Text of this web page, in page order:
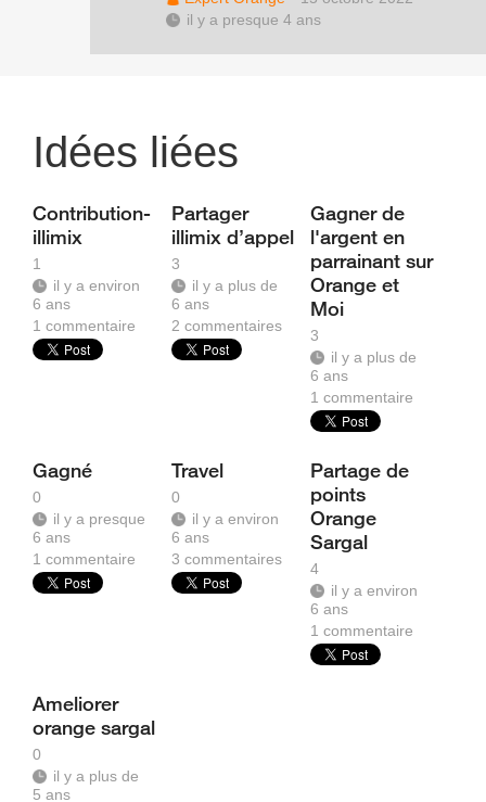
il y a presque 4 ans
Idées liées
Contribution-
illimix
1
il y a environ
6 ans
1 commentaire
Partager
illimix d’appel
3
il y a plus de
6 ans
2commentaires
Gagner de
l'argent en
parrainant sur
Orange et
Moi
3
il y a plus de
6 ans
1commentaire
Gagné
0
il y a presque
6 ans
1 commentaire
Travel
0
il y a environ
6 ans
3commentaires
Partage de
points
Orange
Sargal
4
il y a environ
6 ans
1commentaire
Ameliorer
orange sargal
0
il y a plus de
5 ans